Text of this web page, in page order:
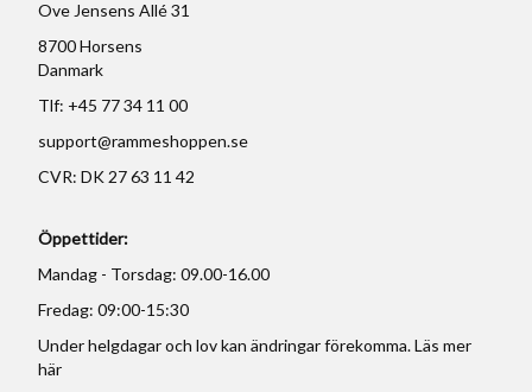
Ove Jensens Allé 31
8700 Horsens
Danmark
Tlf: +45 77 34 11 00
support@rammeshoppen.se
CVR: DK 27 63 11 42
Öppettider:
Mandag - Torsdag: 09.00-16.00
Fredag: 09:00-15:30
Under helgdagar och lov kan ändringar förekomma. Läs mer
här